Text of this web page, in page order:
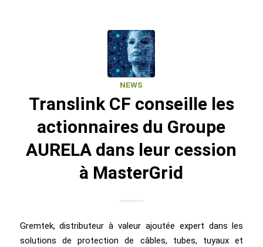
NEWS
Translink CF conseille les
actionnaires du Groupe
AURELA dans leur cession
à MasterGrid
Gremtek, distributeur à valeur ajoutée expert dans les
solutions de protection de câbles, tubes, tuyaux et